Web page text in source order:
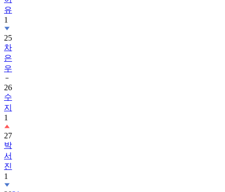
25
차
은
우
26
수
지
1
27
박
서
진
1
28
세